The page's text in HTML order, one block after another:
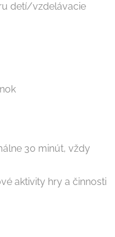
detí/vzdelávacie
30 minút, vždy
aktivity hry a činnosti